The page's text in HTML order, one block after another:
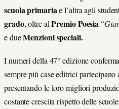
scuola primariae l’altra agli
grado, oltre alPremio Poesia“
e dueMenzioni speciali.
I numeri della 47° edizione
sempre più case editrici
presentando le loro migliori
costante crescita rispetto delle